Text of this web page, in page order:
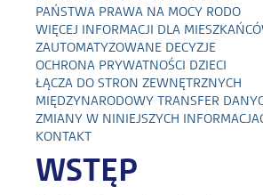
PAŃSTWA PRAWA NA MOCY RODO
WIĘCEJ INFORMACJI DLA
ZAUTOMATYZOWANE DECYZJE
OCHRONA PRYWATNOŚCI DZIECI
ŁĄCZA DO STRON ZEWNĘTRZNYCH
MIĘDZYNARODOWY TRANSFER
ZMIANY W NINIEJSZYCH
KONTAKT
WSTĘP